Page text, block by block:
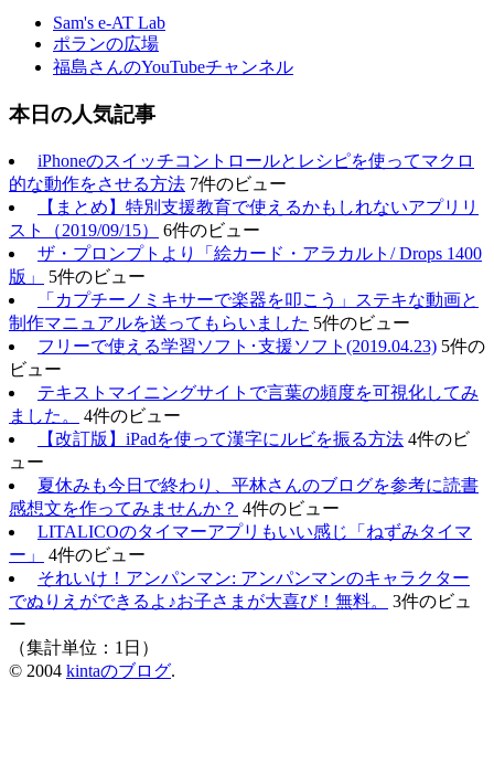
Sam's e-AT Lab
ポランの広場
福島さんのYouTubeチャンネル
本日の人気記事
iPhoneのスイッチコントロールとレシピを使ってマクロ
的な動作をさせる方法 7件のビュー
【まとめ】特別支援教育で使えるかもしれないアプリリ
スト（2019/09/15）
6件のビュー
ザ・プロンプトより「絵カード・アラカルト/ Drops 1400
版」
5件のビュー
「カプチーノミキサーで楽器を叩こう」ステキな動画と
制作マニュアルを送ってもらいました 5件のビュー
フリーで使える学習ソフト･支援ソフト(2019.04.23) 5件の
ビュー
テキストマイニングサイトで言葉の頻度を可視化してみ
ました。
4件のビュー
【改訂版】iPadを使って漢字にルビを振る方法 4件のビ
ュー
夏休みも今日で終わり、平林さんのブログを参考に読書
感想文を作ってみませんか？ 4件のビュー
LITALICOのタイマーアプリもいい感じ「ねずみタイマ
ー」
4件のビュー
それいけ！アンパンマン: アンパンマンのキャラクター
でぬりえができるよ♪お子さまが大喜び！無料。
3件のビュ
ー
（集計単位：1日）
© 2004 kintaのブログ.